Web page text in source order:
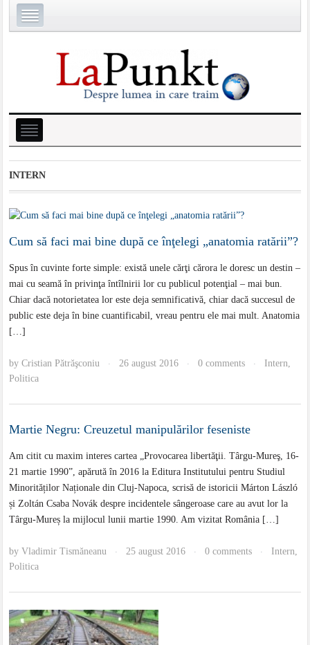
INTERN
Cum să faci mai bine după ce înţelegi „anatomia ratării”?
Spus în cuvinte forte simple: există unele cărţi cărora le doresc un destin –
mai cu seamă în privinţa întîlnirii lor cu publicul potenţial – mai bun.
Chiar dacă notorietatea lor este deja semnificativă, chiar dacă succesul de
public este deja în bine cuantificabil, vreau pentru ele mai mult. Anatomia
[…]
byCristian Pătrăşconiu · 26 august 2016 · 0 comments · Intern,
Politica
Martie Negru: Creuzetul manipulărilor feseniste
Am citit cu maxim interes cartea „Provocarea libertăţii. Târgu-Mureş, 16-
21 martie 1990”, apărută în 2016 la Editura Institutului pentru Studiul
Minorităților Naționale din Cluj-Napoca, scrisă de istoricii Márton László
și Zoltán Csaba Novák despre incidentele sângeroase care au avut lor la
Târgu-Mureș la mijlocul lunii martie 1990. Am vizitat România […]
byVladimir Tismăneanu · 25 august 2016 · 0 comments · Intern,
Politica